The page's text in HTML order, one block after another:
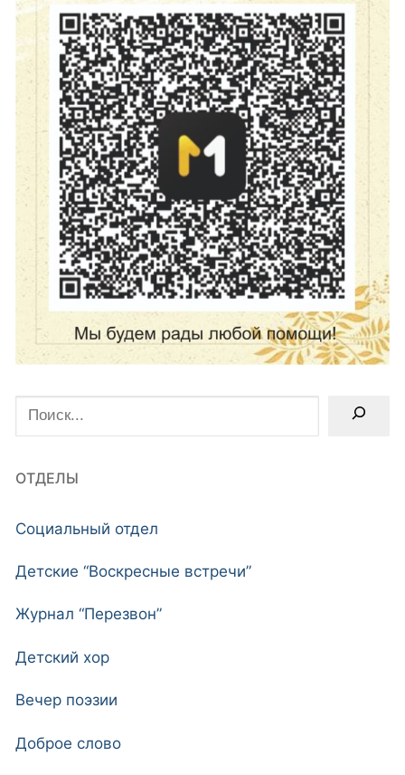
Поиск
ОТДЕЛЫ
Социальный отдел
Детские “Воскресные встречи”
Журнал “Перезвон”
Детский хор
Вечер поэзии
Доброе слово